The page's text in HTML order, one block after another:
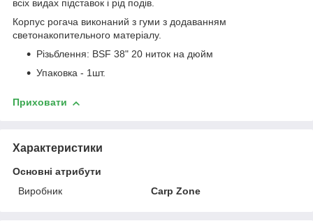
всіх видах підставок і рід подів.
Корпус рогача виконаний з гуми з додаванням
светонакопительного матеріалу.
Різьблення: BSF 38" 20 ниток на дюйм
Упаковка - 1шт.
Приховати
Характеристики
Основні атрибути
Виробник
Carp Zone